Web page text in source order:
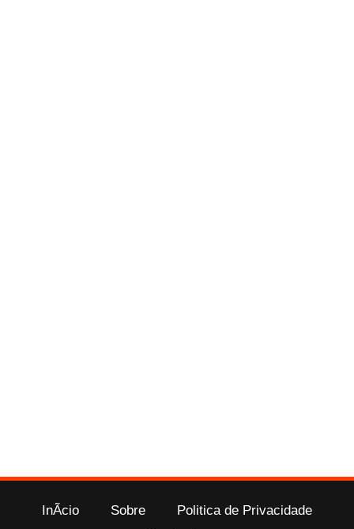
InÃ­cio Sobre
Politica de Privacidade